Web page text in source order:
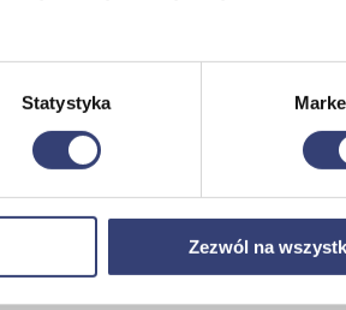
Statystyka
Zezwól na